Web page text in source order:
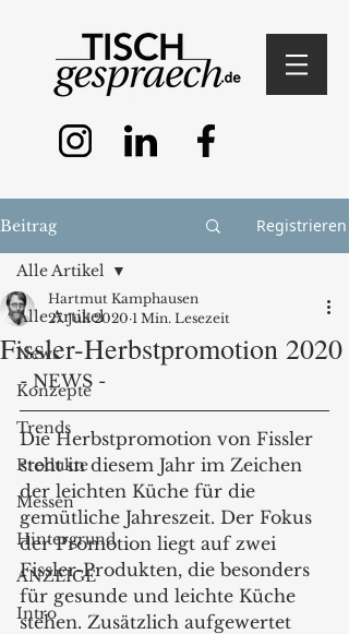
Beitrag Registrieren
Alle Artikel
News
Konzepte
Trends
Produkte
Messen
Hintergrund
ANZEIGE
Intro
Alle Artikel
Fissler-Herbstpromotion 2020
Hartmut Kamphausen
27. Juli 2020 1 Min. Lesezeit
- NEWS -
Die Herbstpromotion von Fissler
steht in diesem Jahr im Zeichen
der leichten Küche für die
gemütliche Jahreszeit. Der Fokus
der Promotion liegt auf zwei
Fissler-Produkten, die besonders
für gesunde und leichte Küche
stehen. Zusätzlich aufgewertet